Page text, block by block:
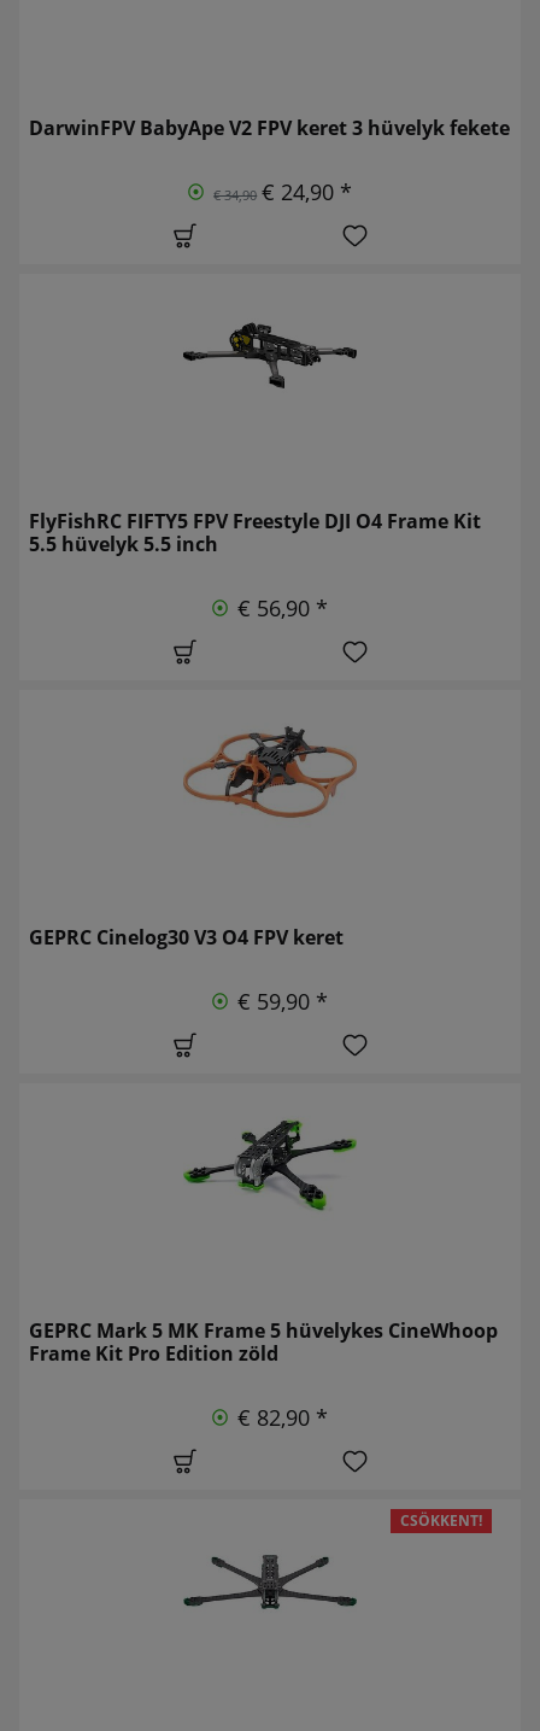
DarwinFPV BabyApe V2 FPV keret 3 hüvelyk fekete
€ 34,90 € 24,90 *
FlyFishRC FIFTY5 FPV Freestyle DJI O4 Frame Kit
5.5 hüvelyk 5.5 inch
€ 56,90 *
GEPRC Cinelog30 V3 O4 FPV keret
€ 59,90 *
GEPRC Mark 5 MK Frame 5 hüvelykes CineWhoop
Frame Kit Pro Edition zöld
€ 82,90 *
CSÖKKENT!